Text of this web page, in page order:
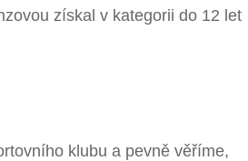
získal v kategorii do 12 let
klubu a pevně věříme,